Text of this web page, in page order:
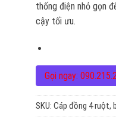
thống điện nhỏ gọn
cậy tối ưu.
Gọi ngay:
SKU: Cáp đồng 4 ruột,